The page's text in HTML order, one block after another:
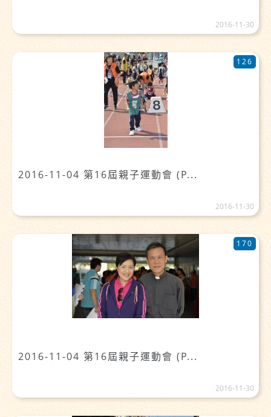
2016-11-30
2016-11-04 第16屆親子運動會 (P...
126
2016-11-30
2016-11-04 第16屆親子運動會 (P...
170
2016-11-30